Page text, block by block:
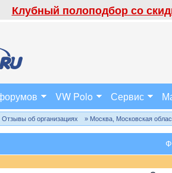
Клубный полоподбор со
VW Polo Сервис
Отзывы об организациях » Москва, Московская